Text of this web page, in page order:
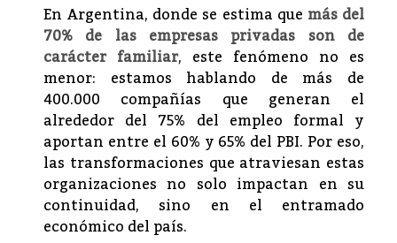
En Argentina, donde se estima que más del
70% de las empresas privadas son de
carácter familiar, este fenómeno no es
menor: estamos hablando de más de
400.000 compañías que generan el
alrededor del 75% del empleo formal y
aportan entre el 60% y 65% del PBI. Por eso,
las transformaciones que atraviesan estas
organizaciones no solo impactan en su
continuidad, sino en el entramado
económico del país.